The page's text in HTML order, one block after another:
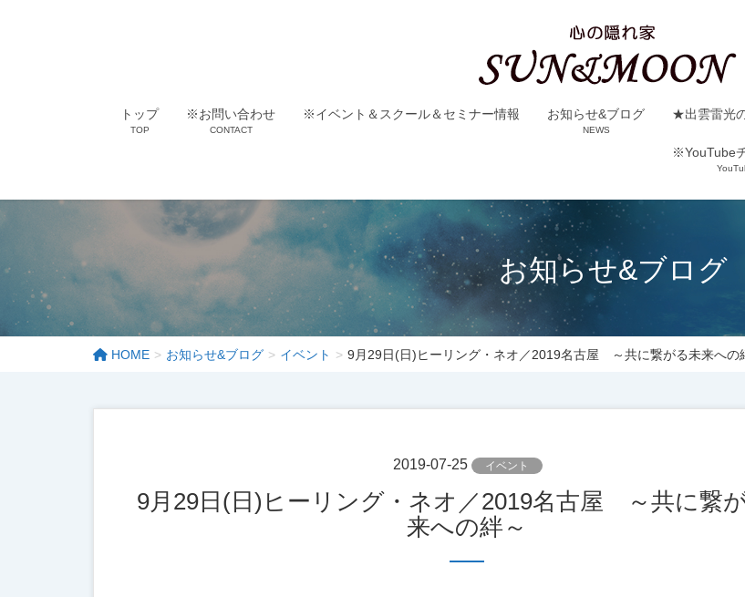
トップ
TOP
※お問い合わせ
CONTACT
※イベント＆スクール＆セミナー情報 お知らせ&ブログ
NEWS
★出雲雷光
※YouTube
お知らせ&ブログ
HOME お知らせ&ブログ イベント 9月29日(日)ヒーリング・ネオ／2019名古屋 ～共に繋がる未来への
2019-07-25 イベント
9月29日(日)ヒーリング・ネオ／2019名古屋 ～共に繋がる未
来への絆～